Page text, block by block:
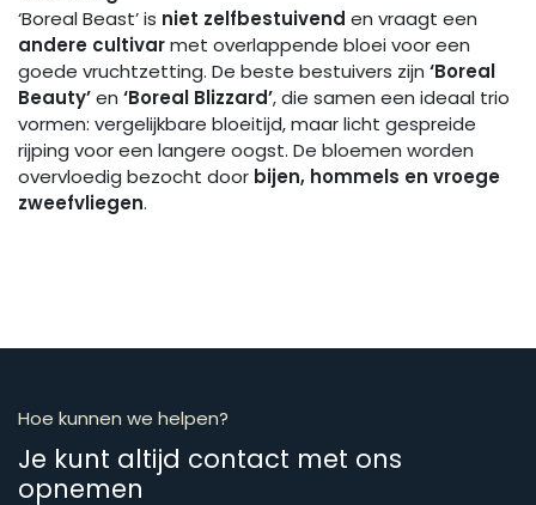
‘Boreal Beast’ is niet zelfbestuivend en vraagt een
andere cultivarmet overlappende bloei voor een
goede vruchtzetting. De beste bestuivers zijn ‘Boreal
Beauty’en ‘Boreal Blizzard’, die samen een ideaal trio
vormen: vergelijkbare bloeitijd, maar licht gespreide
rijping voor een langere oogst. De bloemen worden
overvloedig bezocht door bijen, hommels en vroege
zweefvliegen.
Hoe kunnen we helpen?
Je kunt altijd contact met ons
opnemen